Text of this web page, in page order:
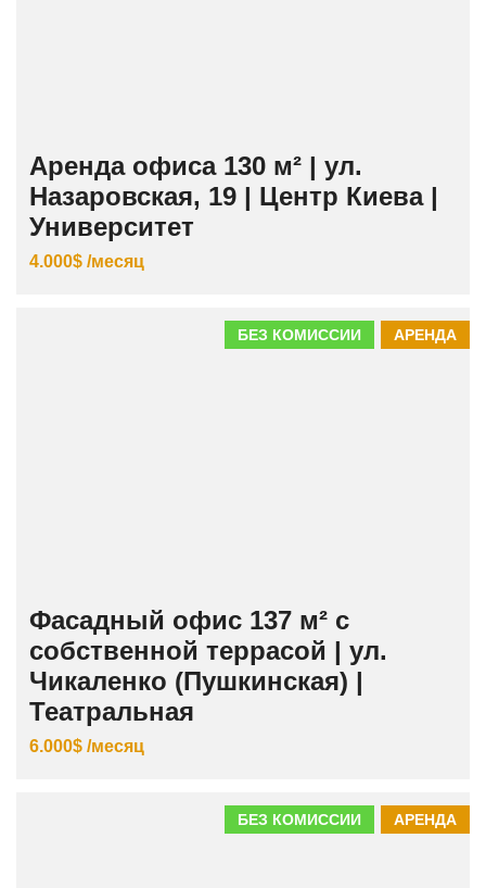
Аренда офиса 130 м² | ул.
Назаровская, 19 | Центр Киева |
Университет
4.000$ /месяц
АРЕНДА
БЕЗ КОМИССИИ
Фасадный офис 137 м² с
собственной террасой | ул.
Чикаленко (Пушкинская) |
Театральная
6.000$ /месяц
АРЕНДА
БЕЗ КОМИССИИ